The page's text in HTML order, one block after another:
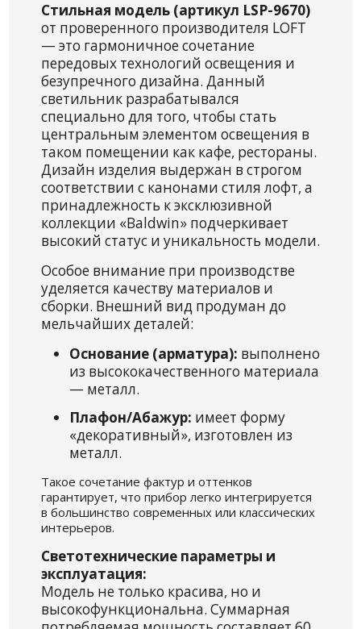
Стильная модель (артикул LSP-9670)
от проверенного производителя LOFT
— это гармоничное сочетание
передовых технологий освещения и
безупречного дизайна. Данный
светильник разрабатывался
специально для того, чтобы стать
центральным элементом освещения в
таком помещении как кафе, рестораны.
Дизайн изделия выдержан в строгом
соответствии с канонами стиля лофт, а
принадлежность к эксклюзивной
коллекции «Baldwin» подчеркивает
высокий статус и уникальность модели.
Особое внимание при производстве
уделяется качеству материалов и
сборки. Внешний вид продуман до
мельчайших деталей:
Основание (арматура): выполнено
из высококачественного материала
— металл.
Плафон/Абажур: имеет форму
«декоративный», изготовлен из
металл.
Такое сочетание фактур и оттенков
гарантирует, что прибор легко интегрируется
в большинство современных или классических
интерьеров.
Светотехнические параметры и
эксплуатация:
Модель не только красива, но и
высокофункциональна. Суммарная